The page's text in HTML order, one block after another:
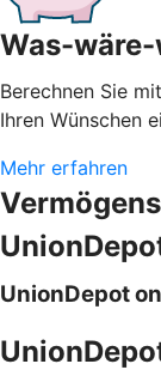
Was-
Berechnen Sie
Ihren Wünschen
Mehr erfahren
UnionDepot